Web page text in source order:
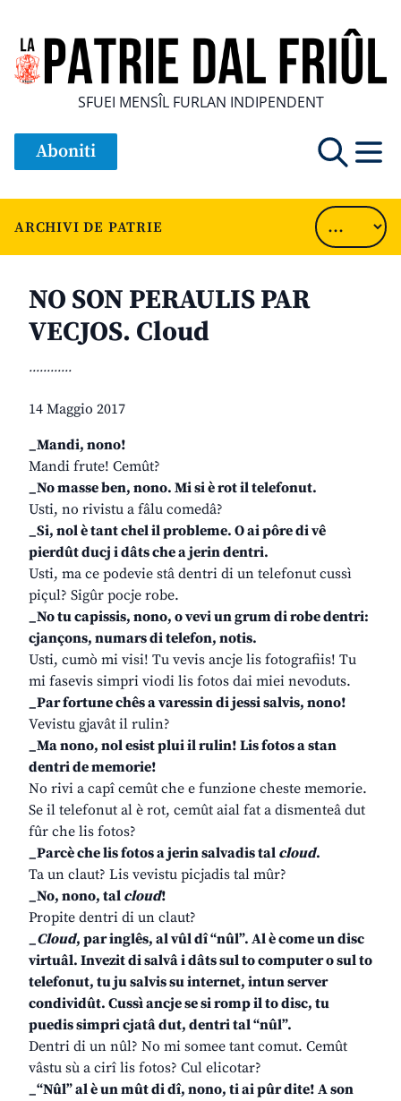
SFUEI MENSÎL FURLAN INDIPENDENT
Aboniti
ARCHIVI DE PATRIE
NO SON PERAULIS PAR
VECJOS. Cloud
............
14 Maggio 2017
_Mandi, nono!
Mandi frute! Cemût?
_No masse ben, nono. Mi si è rot il telefonut.
Usti, no rivistu a fâlu comedâ?
_Si, nol è tant chel il probleme. O ai pôre di vê
pierdût ducj i dâts che a jerin dentri.
Usti, ma ce podevie stâ dentri di un telefonut cussì
piçul? Sigûr pocje robe.
_No tu capissis, nono, o vevi un grum di robe dentri:
cjançons, numars di telefon, notis.
Usti, cumò mi visi! Tu vevis ancje lis fotografiis! Tu
mi fasevis simpri viodi lis fotos dai miei nevoduts.
_Par fortune chês a varessin di jessi salvis, nono!
Vevistu gjavât il rulin?
_Ma nono, nol esist plui il rulin! Lis fotos a stan
dentri de memorie!
No rivi a capî cemût che e funzione cheste memorie.
Se il telefonut al è rot, cemût aial fat a dismenteâ dut
fûr che lis fotos?
_Parcè che lis fotos a jerin salvadis tal cloud.
Ta un claut? Lis vevistu picjadis tal mûr?
_No, nono, tal cloud!
Propite dentri di un claut?
_Cloud, par inglês, al vûl dî “nûl”. Al è come un disc
virtuâl. Invezit di salvâ i dâts sul to computer o sul to
telefonut, tu ju salvis su internet, intun server
condividût. Cussì ancje se si romp il to disc, tu
puedis simpri cjatâ dut, dentri tal “nûl”.
Dentri di un nûl? No mi somee tant comut. Cemût
vâstu sù a cirî lis fotos? Cul elicotar?
_“Nûl” al è un mût di dî, nono, ti ai pûr dite! A son